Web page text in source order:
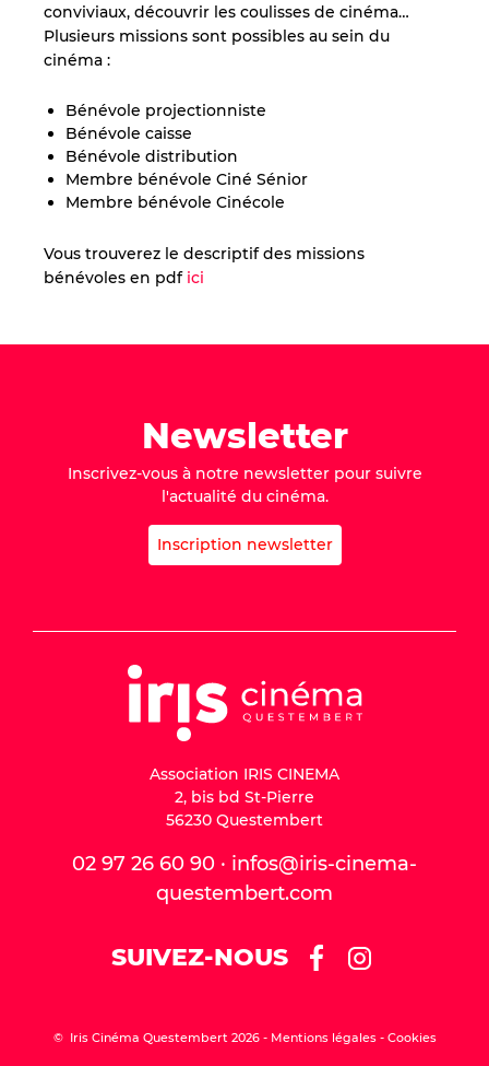
conviviaux, découvrir les coulisses de cinéma…
Plusieurs missions sont possibles au sein du
cinéma :
Bénévole projectionniste
Bénévole caisse
Bénévole distribution
Membre bénévole Ciné Sénior
Membre bénévole Cinécole
Vous trouverez le descriptif des missions
bénévoles en pdf ici
Newsletter
Inscrivez-vous à notre newsletter pour suivre
l'actualité du cinéma.
Inscription newsletter
Association IRIS CINEMA
2, bis bd St-Pierre
56230 Questembert
02 97 26 60 90 · infos@iris-cinema-
questembert.com
SUIVEZ-NOUS
© Iris Cinéma Questembert 2026 - Mentions légales Cookies